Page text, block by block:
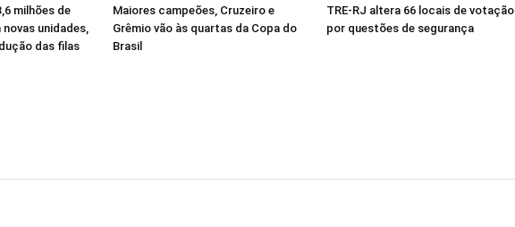
milhões de
unidades,
das filas
Maiores campeões, Cruzeiro e
Grêmio vão às quartas da Copa do
Brasil
TRE-RJ altera 66 locais de votação
por questões de segurança